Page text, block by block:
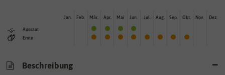
Aussaat
Ernte
Jan. Feb. Mär. Apr. Mai Jun. Jul. Aug. Sep. Okt. Nov. Dez.
Beschreibung